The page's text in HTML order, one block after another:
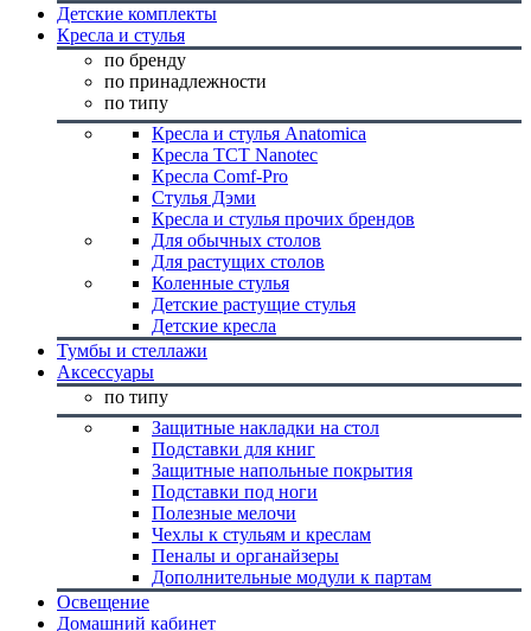
Детские комплекты
Кресла и стулья
по бренду
по принадлежности
по типу
Кресла и стулья Anatomica
Кресла TCT Nanotec
Кресла Comf-Pro
Стулья Дэми
Кресла и стулья прочих брендов
Для обычных столов
Для растущих столов
Коленные стулья
Детские растущие стулья
Детские кресла
Тумбы и стеллажи
Аксессуары
по типу
Защитные накладки на стол
Подставки для книг
Защитные напольные покрытия
Подставки под ноги
Полезные мелочи
Чехлы к стульям и креслам
Пеналы и органайзеры
Дополнительные модули к партам
Освещение
Домашний кабинет